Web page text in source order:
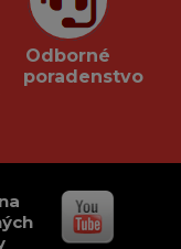
Odborné
poradenstvo